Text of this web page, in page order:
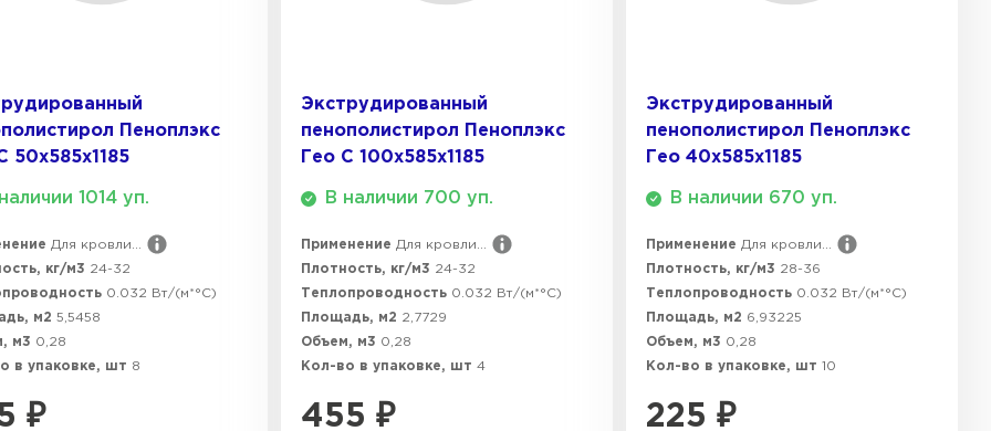
Пеноплэкс
50х585х1185
1014 уп.
Для кровли...
кг/м3 24-32
0.032 Вт/(м*°C)
м2 5,5458
м3 0,28
в упаковке, шт 8
₽
Экструдированный
пенополистирол Пеноплэкс
Гео С 100х585х1185
В наличии 700 уп.
Применение Для кровли...
Плотность, кг/м3 24-32
Теплопроводность 0.032 Вт/(м*°C)
Площадь, м2 2,7729
Объем, м3 0,28
Кол-во в упаковке, шт 4
455 ₽
Экструдированный
пенополистирол Пеноплэкс
Гео 40х585х1185
В наличии 670 уп.
Применение Для кровли...
Плотность, кг/м3 28-36
Теплопроводность 0.032 Вт/(м*°C)
Площадь, м2 6,93225
Объем, м3 0,28
Кол-во в упаковке, шт 10
225 ₽
ПЕРЕЙТИ
Утеплитель Rockwool
ПЕРЕЙТИ